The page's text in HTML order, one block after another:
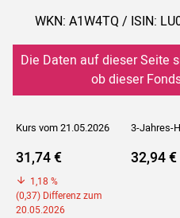
WKN: A1W4TQ / ISIN:
Die Daten auf dieser Seite
ob dieser
Kurs vom 21.05.2026 3-Jahres-
31,74 €
1,18 %
(0,37) Differenz zum
20.05.2026
32,94 €